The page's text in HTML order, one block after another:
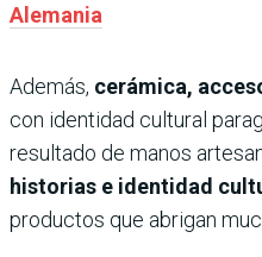
Alemania
Además, cerámica,
con identidad cultural
resultado de manos
historias e identidad
productos que abrigan